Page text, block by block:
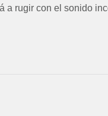
a rugir con el sonido